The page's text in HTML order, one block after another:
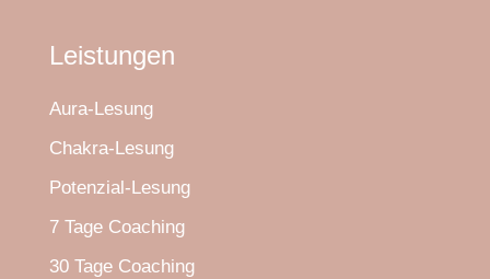
Leistungen
Aura-Lesung
Chakra-Lesung
Potenzial-Lesung
7 Tage Coaching
30 Tage Coaching